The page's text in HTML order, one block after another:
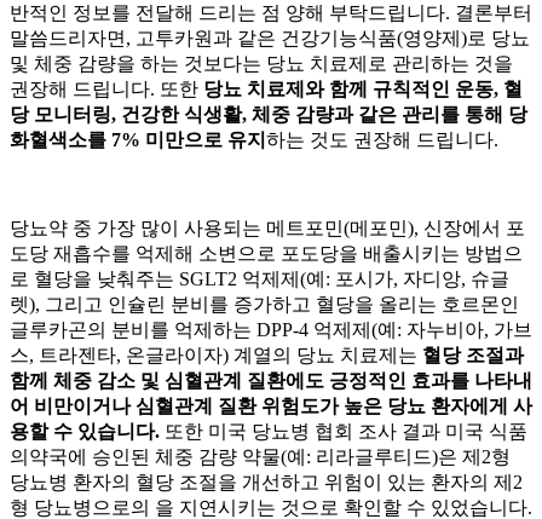
반적인 정보를 전달해 드리는 점 양해 부탁드립니다. 결론부터
말씀드리자면, 고투카원과 같은 건강기능식품(영양제)로 당뇨
및 체중 감량을 하는 것보다는 당뇨 치료제로 관리하는 것을
권장해 드립니다. 또한 당뇨 치료제와 함께 규칙적인 운동, 혈
당 모니터링, 건강한 식생활, 체중 감량과 같은 관리를 통해 당
화혈색소를 7% 미만으로 유지 하는 것도 권장해 드립니다.
당뇨약 중 가장 많이 사용되는 메트포민(메포민), 신장에서 포
도당 재흡수를 억제해 소변으로 포도당을 배출시키는 방법으
로 혈당을 낮춰주는 SGLT2 억제제(예: 포시가, 자디앙, 슈글
렛), 그리고 인슐린 분비를 증가하고 혈당을 올리는 호르몬인
글루카곤의 분비를 억제하는 DPP-4 억제제(예: 자누비아, 가브
스, 트라젠타, 온글라이자) 계열의 당뇨 치료제는 혈당 조절과
함께 체중 감소 및 심혈관계 질환에도 긍정적인 효과를 나타내
어 비만이거나 심혈관계 질환 위험도가 높은 당뇨 환자에게 사
용할 수 있습니다. 또한 미국 당뇨병 협회 조사 결과 미국 식품
의약국에 승인된 체중 감량 약물(예: 리라글루티드)은 제2형
당뇨병 환자의 혈당 조절을 개선하고 위험이 있는 환자의 제2
형 당뇨병으로의 을 지연시키는 것으로 확인할 수 있었습니다.